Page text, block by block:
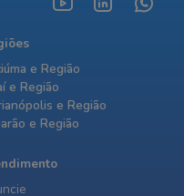
e Região
e Região
e Região
e Região